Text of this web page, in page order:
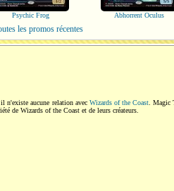
Psychic Frog Abhorrent Oculus
les promos récentes
n'existe aucune relation avec Wizards of the Coast .
de Wizards of the Coast et de leurs créateurs.